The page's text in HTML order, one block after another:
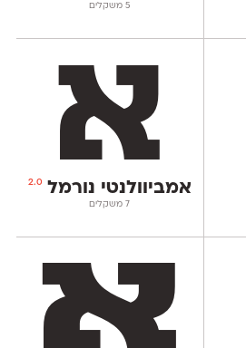
‫5 משקלים
אמביוולנטי נורמל 2.0
‫7 משקלים